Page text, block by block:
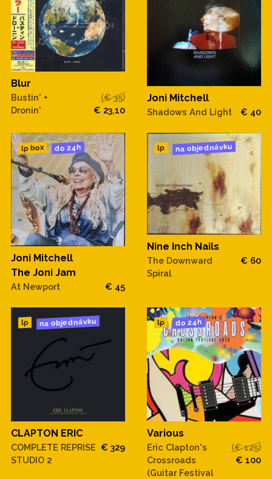
Blur
Bustin' +
Dronin'
(€ 35)
€ 23,10
Joni Mitchell
Shadows And Light € 40
lp box do 24h
Joni Mitchell
The Joni Jam
At Newport € 45
lp na objednávku
Nine Inch Nails
The Downward
Spiral
€ 60
lp na objednávku
CLAPTON ERIC
COMPLETE REPRISE
STUDIO 2
€ 329
lp do 24h
Various
Eric Clapton's
Crossroads
(Guitar Festival
(€ 125)
€ 100